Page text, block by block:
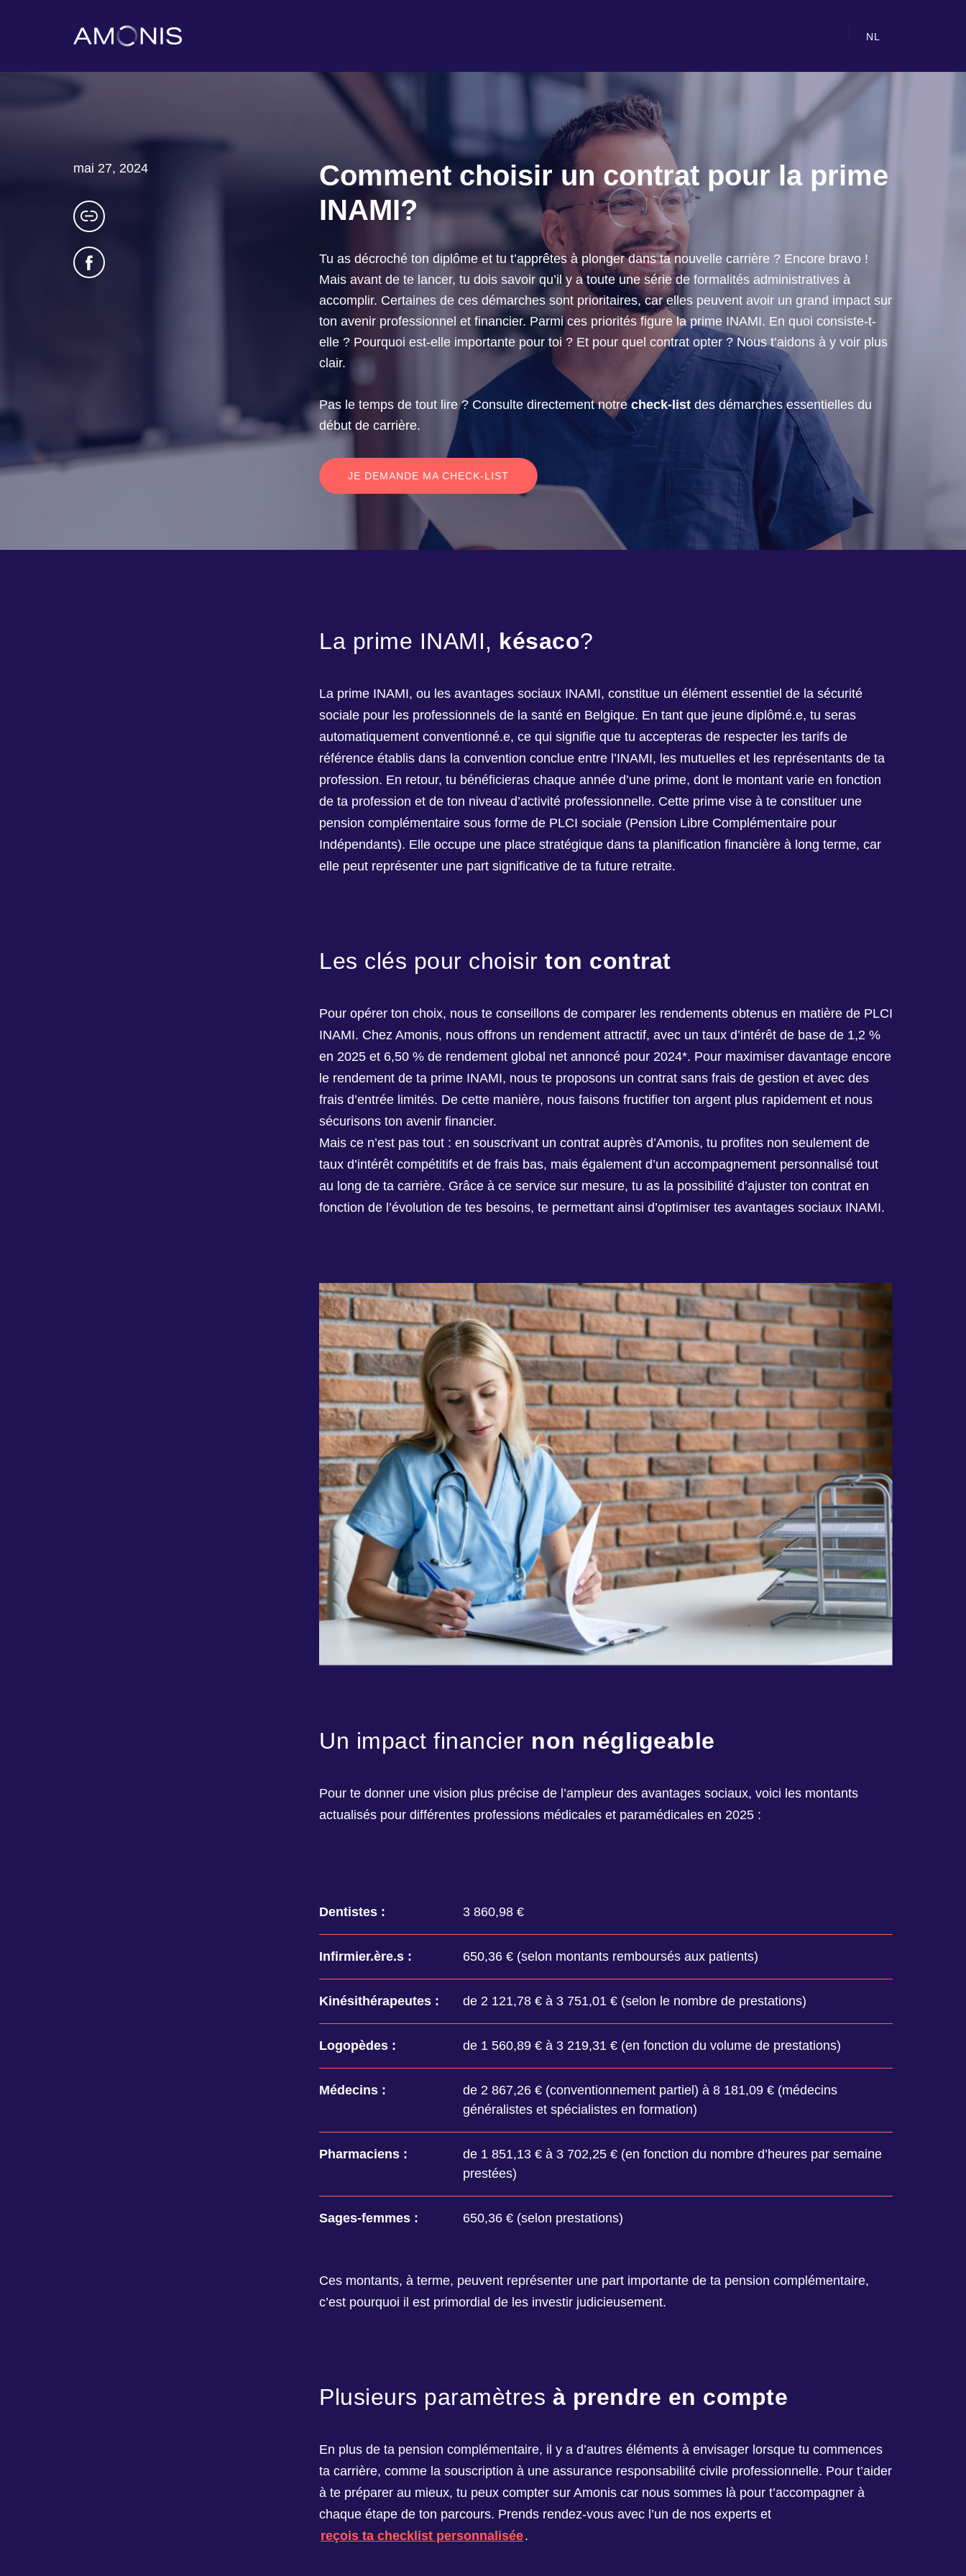
NL
mai 27, 2024
Comment choisir un contrat pour la prime
INAMI?
Tu as décroché ton diplôme et tu t’apprêtes à plonger dans ta nouvelle carrière ? Encore bravo !
Mais avant de te lancer, tu dois savoir qu’il y a toute une série de formalités administratives à
accomplir. Certaines de ces démarches sont prioritaires, car elles peuvent avoir un grand impact sur
ton avenir professionnel et financier. Parmi ces priorités figure la prime INAMI. En quoi consiste-t-
elle ? Pourquoi est-elle importante pour toi ? Et pour quel contrat opter ? Nous t’aidons à y voir plus
clair.
Pas le temps de tout lire ? Consulte directement notre check-list des démarches essentielles du
début de carrière.
JE DEMANDE MA CHECK-LIST
La prime INAMI, késaco?
La prime INAMI, ou les avantages sociaux INAMI, constitue un élément essentiel de la sécurité
sociale pour les professionnels de la santé en Belgique. En tant que jeune diplômé.e, tu seras
automatiquement conventionné.e, ce qui signifie que tu accepteras de respecter les tarifs de
référence établis dans la convention conclue entre l’INAMI, les mutuelles et les représentants de ta
profession. En retour, tu bénéficieras chaque année d’une prime, dont le montant varie en fonction
de ta profession et de ton niveau d’activité professionnelle. Cette prime vise à te constituer une
pension complémentaire sous forme de PLCI sociale (Pension Libre Complémentaire pour
Indépendants). Elle occupe une place stratégique dans ta planification financière à long terme, car
elle peut représenter une part significative de ta future retraite.
Les clés pour choisir ton contrat
Pour opérer ton choix, nous te conseillons de comparer les rendements obtenus en matière de PLCI
INAMI. Chez Amonis, nous offrons un rendement attractif, avec un taux d’intérêt de base de 1,2 %
en 2025 et 6,50 % de rendement global net annoncé pour 2024*. Pour maximiser davantage encore
le rendement de ta prime INAMI, nous te proposons un contrat sans frais de gestion et avec des
frais d’entrée limités. De cette manière, nous faisons fructifier ton argent plus rapidement et nous
sécurisons ton avenir financier.
Mais ce n’est pas tout : en souscrivant un contrat auprès d’Amonis, tu profites non seulement de
taux d’intérêt compétitifs et de frais bas, mais également d’un accompagnement personnalisé tout
au long de ta carrière. Grâce à ce service sur mesure, tu as la possibilité d’ajuster ton contrat en
fonction de l’évolution de tes besoins, te permettant ainsi d’optimiser tes avantages sociaux INAMI.
Un impact financier non négligeable
Pour te donner une vision plus précise de l’ampleur des avantages sociaux, voici les montants
actualisés pour différentes professions médicales et paramédicales en 2025 :
Dentistes : 3 860,98 €
Infirmier.ère.s : 650,36 € (selon montants remboursés aux patients)
Kinésithérapeutes : de 2 121,78 € à 3 751,01 € (selon le nombre de prestations)
Logopèdes : de 1 560,89 € à 3 219,31 € (en fonction du volume de prestations)
Médecins :
de 2 867,26 € (conventionnement partiel) à 8 181,09 € (médecins
généralistes et spécialistes en formation)
Pharmaciens :
de 1 851,13 € à 3 702,25 € (en fonction du nombre d’heures par semaine
prestées)
Sages-femmes : 650,36 € (selon prestations)
Ces montants, à terme, peuvent représenter une part importante de ta pension complémentaire,
c’est pourquoi il est primordial de les investir judicieusement.
Plusieurs paramètres à prendre en compte
En plus de ta pension complémentaire, il y a d’autres éléments à envisager lorsque tu commences
ta carrière, comme la souscription à une assurance responsabilité civile professionnelle. Pour t’aider
à te préparer au mieux, tu peux compter sur Amonis car nous sommes là pour t’accompagner à
chaque étape de ton parcours. Prends rendez-vous avec l’un de nos experts et
reçois ta checklist personnalisée.